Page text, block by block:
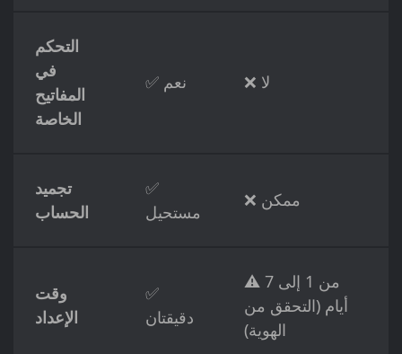
التحكم
في
المفاتيح
الخاصة
✅ نعم ❌ لا
تجميد
الحساب
✅
مستحيل
❌ ممكن
وقت
الإعداد
✅
دقيقتان
⚠️ من 1 إلى 7
أيام (التحقق من
الهوية)